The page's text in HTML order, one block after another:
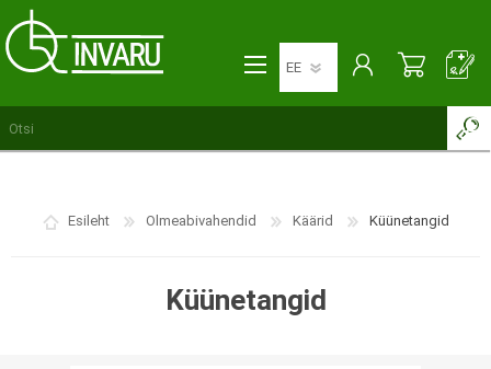
Esileht Olmeabivahendid Käärid Küünetangid
Küünetangid